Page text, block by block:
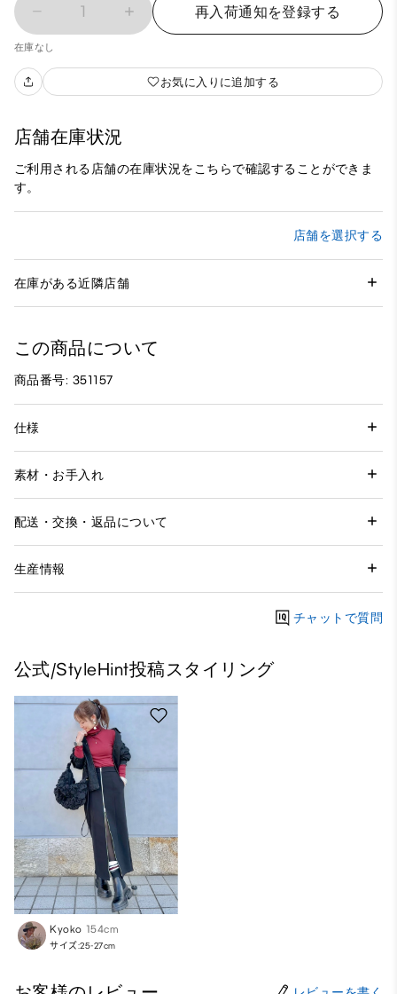
1 再入荷通知を登録する
在庫なし
お気に入りに追加する
店舗在庫状況
ご利用される店舗の在庫状況をこちらで確認することができま
す。
店舗を選択する
在庫がある近隣店舗
この商品について
商品番号: 351157
仕様
素材・お手入れ
配送・交換・返品について
生産情報
チャットで質問
公式/StyleHint投稿スタイリング
Kyoko 154cm
サイズ:25-27cm